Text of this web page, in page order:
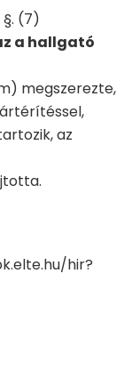
(7)
a hallgató
megszerezte,
az
hir?